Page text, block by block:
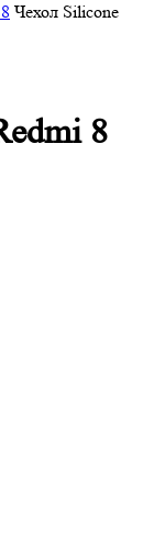
Чехол Silicone
8